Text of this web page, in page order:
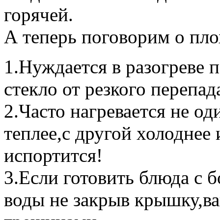
горячей.
А теперь поговорим о
1.Нуждается в разогреве
стекло от резкого
2.Часто нагревается не
теплее,с другой
испортится!
3.Если готовить блюда с
воды не закрыв